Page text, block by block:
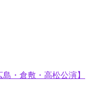
・倉敷・高松公演】